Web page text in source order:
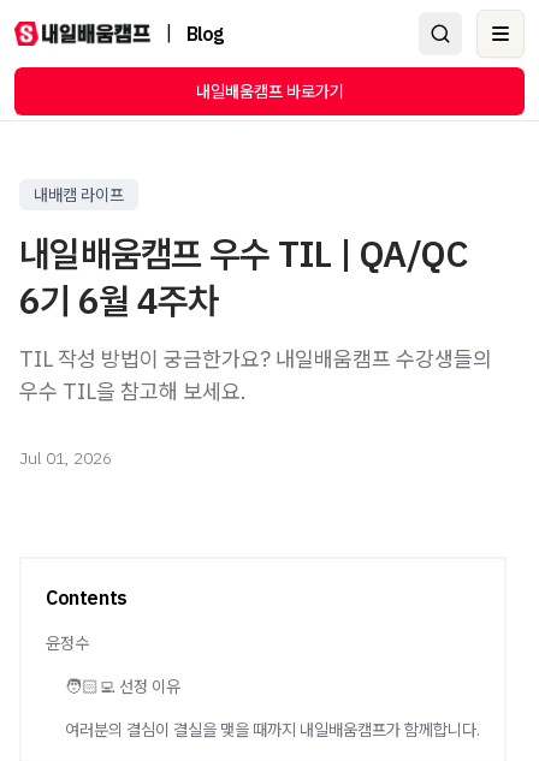
Blog
내일배움캠프 바로가기
내배캠 라이프
내일배움캠프 우수 TIL | QA/QC
6기 6월 4주차
TIL 작성 방법이 궁금한가요? 내일배움캠프 수강생들의
우수 TIL을 참고해 보세요.
Jul 01, 2026
Contents
윤정수
🧑🏻‍💻 선정 이유
여러분의 결심이 결실을 맺을 때까지 내일배움캠프가 함께합니다.